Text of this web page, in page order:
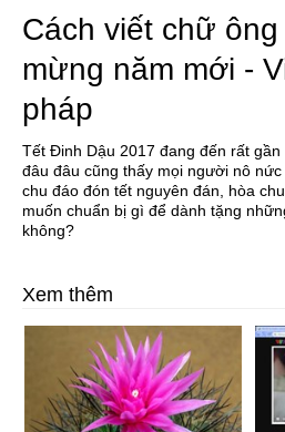
Cách viết chữ
mừng năm mới -
pháp
Tết Đinh Dậu 2017 đang đến rất
đâu đâu cũng thấy mọi người nô nức
chu đáo đón tết nguyên đán, hòa
muốn chuẩn bị gì để dành tặng
không?
Xem thêm